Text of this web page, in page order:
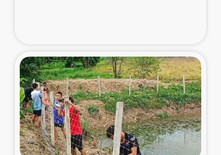
漁民によるマングローブ植林活動
レバノンでのシリア難民への食糧・越冬支援
レバノンにおける緊急支援
レバノンでのシリア難民への教育支援事業